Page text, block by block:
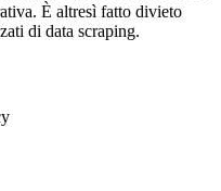
È altresì fatto divieto
di data scraping.